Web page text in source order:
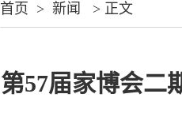
首页 > 新闻 > 正文
第57届家博会二